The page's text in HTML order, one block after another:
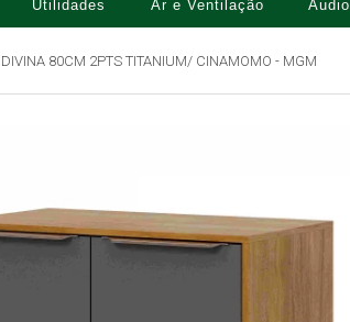
Utilidades Ar e Ventilação Áudio
80CM 2PTS TITANIUM/ CINAMOMO - MGM